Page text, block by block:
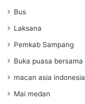
Bus
Laksana
Pemkab Sampang
Buka puasa bersama
macan asia indonesia
Mai medan